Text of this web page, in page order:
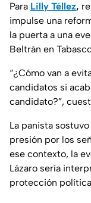
Para Lilly Téllez,
impulse una
la puerta a una
Beltrán en
“¿Cómo van a
candidatos si
candidato?”,
La panista
presión por los
ese contexto, la
Lázaro sería
protección